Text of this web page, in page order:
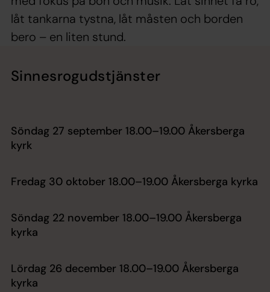
låt tankarna tystna, låt måsten och borden
bero – en liten stund.
Sinnesrogudstjänster
Söndag 27 september 18.00–19.00 Åkersberga
kyrk
Fredag 30 oktober 18.00–19.00 Åkersberga kyrka
Söndag 22 november 18.00–19.00 Åkersberga
kyrka
Lördag 26 december 18.00–19.00 Åkersberga
kyrka